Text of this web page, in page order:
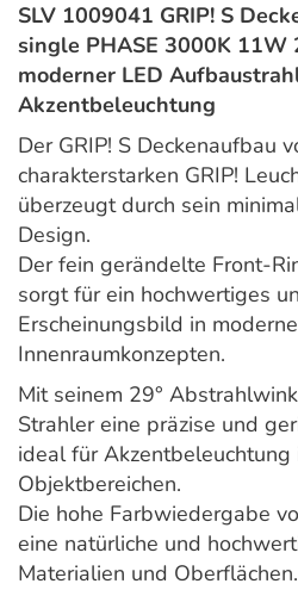
SLV 1009041 GRIP! S
single PHASE 3000K 11W
moderner LED
Akzentbeleuchtung
Der GRIP! S Deckenaufbau
charakterstarken GRIP!
überzeugt durch sein
Design.
Der fein gerändelte Front-
sorgt für ein hochwertiges
Erscheinungsbild in
Innenraumkonzepten.
Mit seinem 29°
Strahler eine präzise und
ideal für
Objektbereichen.
Die hohe Farbwiedergabe
eine natürliche und
Materialien und Oberflächen.